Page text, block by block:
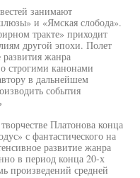
занимают
и «Ямская слобода».
тракте» приходит
другой эпохи. Полет
развития жанра
строгими канонами
в дальнейшем
события
Платонова конца
с фантастического на
развитие жанра
в период конца 20-х
произведений средней